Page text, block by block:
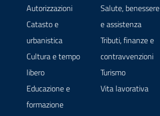
Autorizzazioni
Catasto e
urbanistica
Cultura e tempo
libero
Educazione e
formazione
Salute, benessere
e assistenza
Tributi, finanze e
contravvenzioni
Turismo
Vita lavorativa